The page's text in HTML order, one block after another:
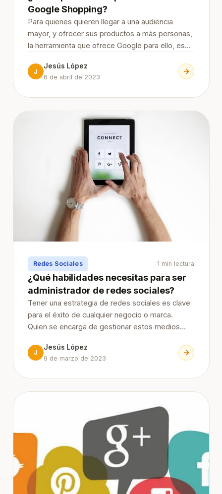
Google Shopping?
Para quienes quieren llegar a una audiencia
mayor, y ofrecer sus productos a más personas,
la herramienta que ofrece Google para ello, es
ni cómo publicar tus productos en Google
Shopping, sigue leyendo
J
Jesús López
6 de abril de 2023
Redes Sociales 1 min lectura
¿Qué habilidades necesitas para ser
administrador de redes sociales?
Tener una estrategia de redes sociales es clave
para el éxito de cualquier negocio o marca.
Quien se encarga de gestionar estos medios
que va más allá de publicar contenido. Sigue
leyendo para conocer qué
J
Jesús López
9 de marzo de 2023